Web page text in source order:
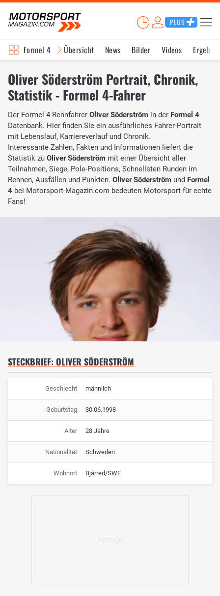
PLUS
Formel 4 Übersicht News Bilder Videos
Oliver Söderström Portrait, Chronik,
Statistik - Formel 4-Fahrer
Der Formel 4-Rennfahrer Oliver Söderström in der Formel 4-
Datenbank. Hier finden Sie ein ausführliches Fahrer-Portrait
mit Lebenslauf, Karriereverlauf und Chronik.
Interessante Zahlen, Fakten und Informationen liefert die
Statistik zu Oliver Söderström mit einer Übersicht aller
Teilnahmen, Siege, Pole-Positions, Schnellsten Runden im
Rennen, Ausfällen und Punkten. Oliver Söderström und Formel
4 bei Motorsport-Magazin.com bedeuten Motorsport für echte
Fans!
STECKBRIEF: OLIVER SÖDERSTRÖM
Geschlecht männlich
Geburtstag 30.06.1998
Alter 28 Jahre
Nationalität Schweden
Wohnort Bjärred/SWE